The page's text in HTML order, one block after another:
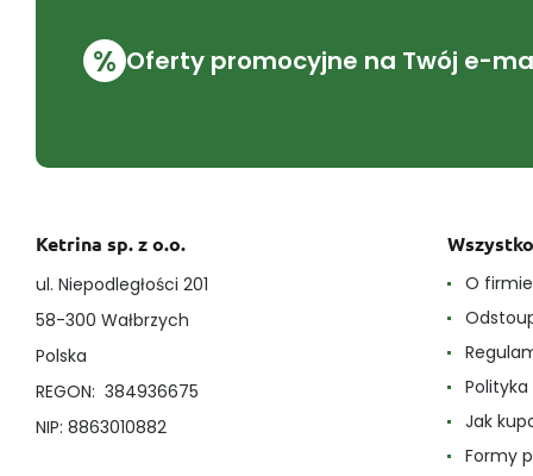
% Oferty promocyjne na Twój e-
Ketrina sp. z o.o.
ul. Niepodległości 201
58-300 Wałbrzych
Polska
REGON: 384936675
NIP: 8863010882
O firmie
Jak
Formy